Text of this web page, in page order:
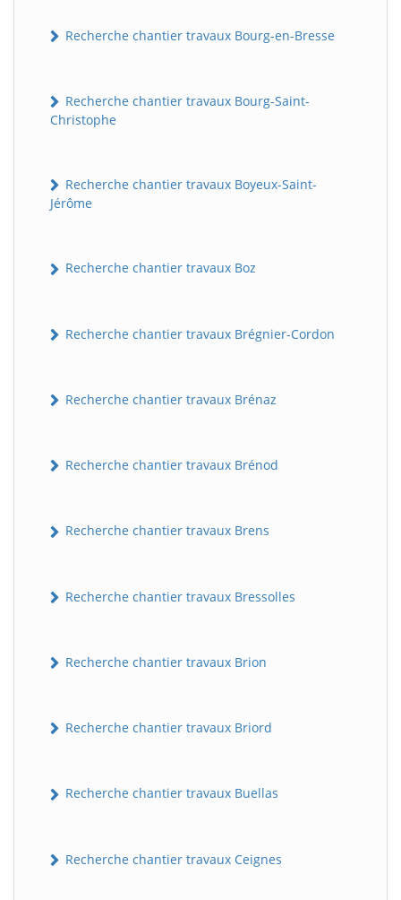
Recherche chantier travaux Bourg-en-Bresse
Recherche chantier travaux Bourg-Saint-
Christophe
Recherche chantier travaux Boyeux-Saint-
Jérôme
Recherche chantier travaux Boz
Recherche chantier travaux Brégnier-Cordon
Recherche chantier travaux Brénaz
Recherche chantier travaux Brénod
Recherche chantier travaux Brens
Recherche chantier travaux Bressolles
Recherche chantier travaux Brion
Recherche chantier travaux Briord
Recherche chantier travaux Buellas
Recherche chantier travaux Ceignes